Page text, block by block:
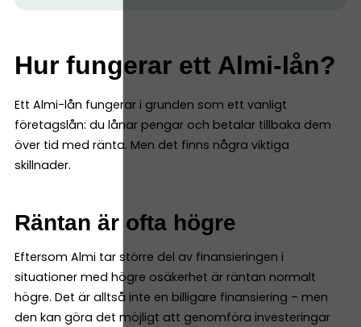
Hur fungerar ett Almi-lån?
Ett Almi-lån fungerar i grunden som ett vanligt
företagslån: du lånar pengar och betalar tillbaka dem
över tid med ränta. Men det finns några viktiga
skillnader.
Räntan är ofta högre
Eftersom Almi tar större del av finansieringen i
situationer med högre osäkerhet är räntan normalt
högre. Det är alltså inte en billigare finansiering – men
den kan göra det möjligt att genomföra investeringar